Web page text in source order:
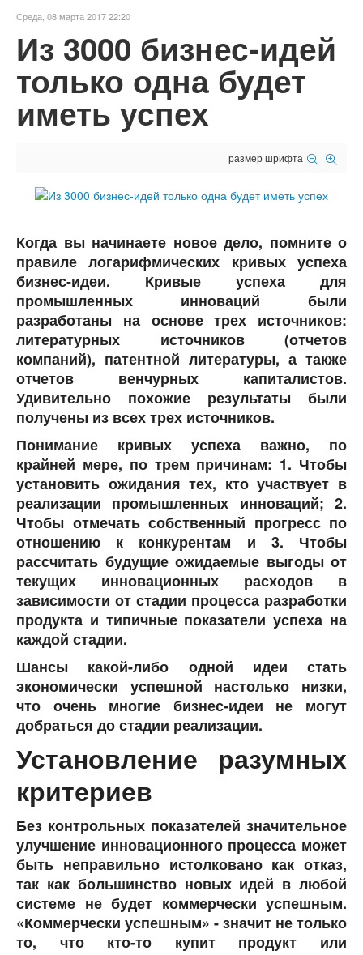
Среда, 08 марта 2017 22:20
Из 3000 бизнес-идей
только одна будет
иметь успех
размер шрифта
Когда вы начинаете новое дело, помните о
правиле логарифмических кривых успеха
бизнес-идеи. Кривые успеха для
промышленных инноваций были
разработаны на основе трех источников:
литературных источников (отчетов
компаний), патентной литературы, а также
отчетов венчурных капиталистов.
Удивительно похожие результаты были
получены из всех трех источников.
Понимание кривых успеха важно, по
крайней мере, по трем причинам: 1. Чтобы
установить ожидания тех, кто участвует в
реализации промышленных инноваций; 2.
Чтобы отмечать собственный прогресс по
отношению к конкурентам и 3. Чтобы
рассчитать будущие ожидаемые выгоды от
текущих инновационных расходов в
зависимости от стадии процесса разработки
продукта и типичные показатели успеха на
каждой стадии.
Шансы какой-либо одной идеи стать
экономически успешной настолько низки,
что очень многие бизнес-идеи не могут
добраться до стадии реализации.
Установление разумных
критериев
Без контрольных показателей значительное
улучшение инновационного процесса может
быть неправильно истолковано как отказ,
так как большинство новых идей в любой
системе не будет коммерчески успешным.
«Коммерчески успешным» - значит не только
то, что кто-то купит продукт или